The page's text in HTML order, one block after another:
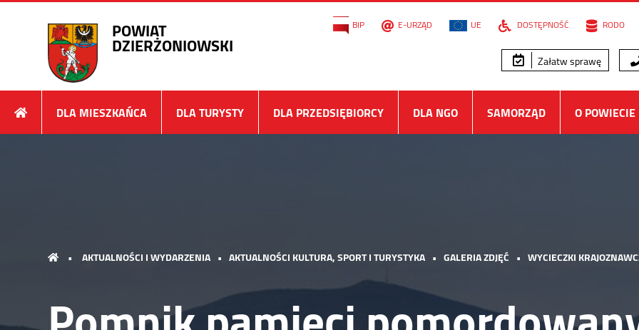
POWIAT
DZIERŻONIOWSKI
BIP E-URZĄD UE DOSTĘPNOŚĆ RODO
Załatw sprawę
DLA MIESZKAŃCA DLA TURYSTY DLA PRZEDSIĘBIORCY DLA NGO SAMORZĄD O POWIECIE
• AKTUALNOŚCI I WYDARZENIA • AKTUALNOŚCI KULTURA, SPORT I TURYSTYKA • GALERIA ZDJĘĆ • WYCIECZKI